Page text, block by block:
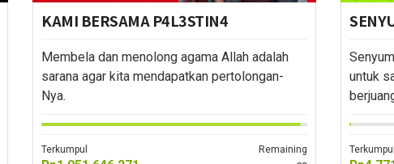
KAMI BERSAMA P4L3STIN4
Membela dan menolong agama Allah adalah
sarana agar kita mendapatkan pertolongan-
Nya.
Terkumpul Remaining
untuk
Terkumpul